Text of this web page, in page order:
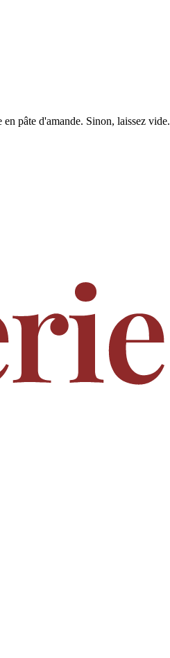
pâte d'amande. Sinon, laissez vide.